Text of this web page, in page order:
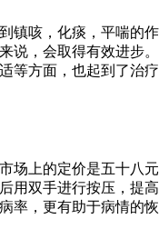
镇咳，化痰，平喘的
说，会取得有效进步
等方面，也起到了治
场上的定价是五十八
用双手进行按压，提
率，更有助于病情的恢